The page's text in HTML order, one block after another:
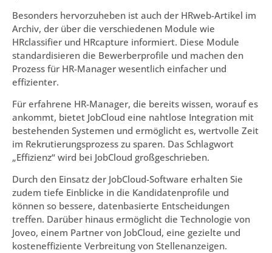
Besonders hervorzuheben ist auch der HRweb-Artikel im
Archiv, der über die verschiedenen Module wie
HRclassifier und HRcapture informiert. Diese Module
standardisieren die Bewerberprofile und machen den
Prozess für HR-Manager wesentlich einfacher und
effizienter.
Für erfahrene HR-Manager, die bereits wissen, worauf es
ankommt, bietet JobCloud eine nahtlose Integration mit
bestehenden Systemen und ermöglicht es, wertvolle Zeit
im Rekrutierungsprozess zu sparen. Das Schlagwort
„Effizienz“ wird bei JobCloud großgeschrieben.
Durch den Einsatz der JobCloud-Software erhalten Sie
zudem tiefe Einblicke in die Kandidatenprofile und
können so bessere, datenbasierte Entscheidungen
treffen. Darüber hinaus ermöglicht die Technologie von
Joveo, einem Partner von JobCloud, eine gezielte und
kosteneffiziente Verbreitung von Stellenanzeigen.